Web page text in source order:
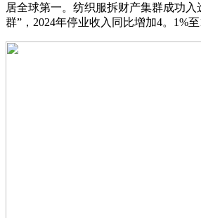
居全球第一。纺织服拆财产集群成功入
群”，2024年停业收入同比增加4。1%至